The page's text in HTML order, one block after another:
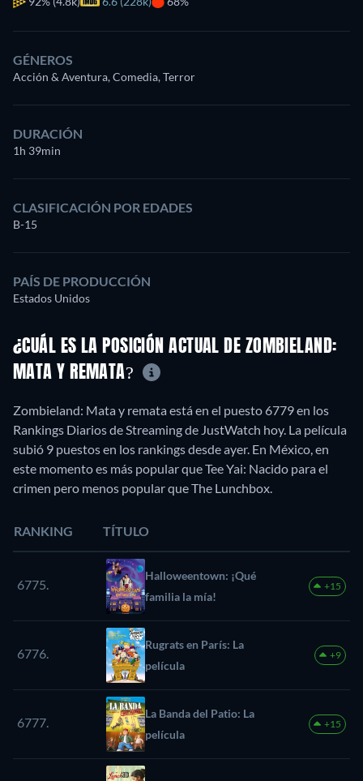
GÉNEROS
Acción & Aventura, Comedia, Terror
DURACIÓN
1h 39min
CLASIFICACIÓN POR EDADES
B-15
PAÍS DE PRODUCCIÓN
Estados Unidos
¿CUÁL ES LA POSICIÓN ACTUAL DE ZOMBIELAND:
MATA Y REMATA?
Zombieland: Mata y remata está en el puesto 6779 en los
Rankings Diarios de Streaming de JustWatch hoy. La película
subió 9 puestos en los rankings desde ayer. En México, en
este momento es más popular que Tee Yai: Nacido para el
crimen pero menos popular que The Lunchbox.
RANKING TÍTULO
6775.
Halloweentown: ¡Qué
familia la mía!
+15
6776.
Rugrats en París: La
película
+9
6777.
La Banda del Patio: La
película
+15